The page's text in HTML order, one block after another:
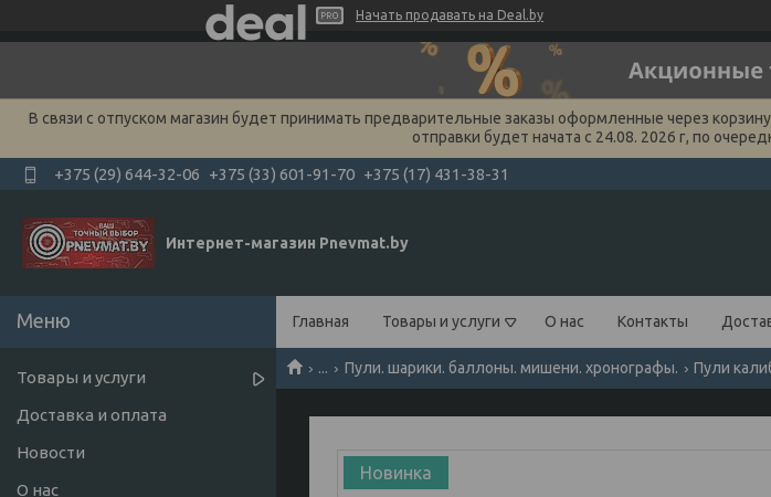
Начать продавать на Deal.by
В связи с отпуском магазин будет принимать предварительные заказы оформленные через
отправки будет начата с 24.08. 2026 г, по
+375 (29) 644-32-06 +375 (33) 601-91-70 +375 (17) 431-38-31
Интернет-магазин Pnevmat.by
Главная Товары и услуги О нас Контакты
... Пули. шарики. баллоны. мишени. хронографы. Пули
Новинка
Товары и услуги
Доставка и оплата
Новости
О нас